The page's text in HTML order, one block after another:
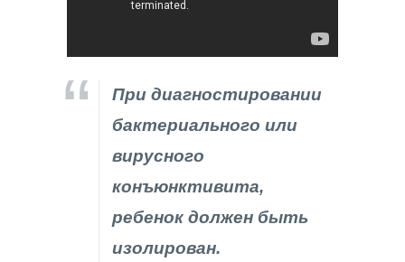
При диагностировании
бактериального или
вирусного
конъюнктивита,
ребенок должен быть
изолирован.